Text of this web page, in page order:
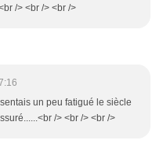
/> <br /> <br />
un peu fatigué le siècle
/> <br /> <br />